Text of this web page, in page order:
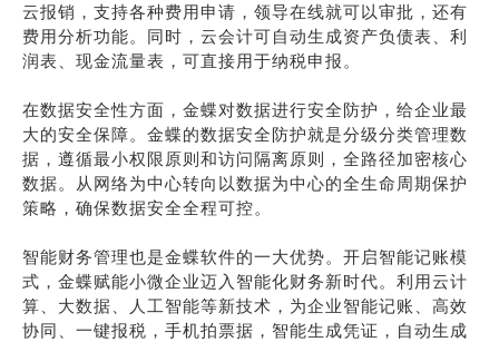
云报销，支持各种费用申请，领导在线就可以审批，还有
费用分析功能。同时，云会计可自动生成资产负债表、利
润表、现金流量表，可直接用于纳税申报。
在数据安全性方面，金蝶对数据进行安全防护，给企业最
大的安全保障。金蝶的数据安全防护就是分级分类管理数
据，遵循最小权限原则和访问隔离原则，全路径加密核心
数据。从网络为中心转向以数据为中心的全生命周期保护
策略，确保数据安全全程可控。
智能财务管理也是金蝶软件的一大优势。开启智能记账模
式，金蝶赋能小微企业迈入智能化财务新时代。利用云计
算、大数据、人工智能等新技术，为企业智能记账、高效
协同、一键报税，手机拍票据，智能生成凭证，自动生成